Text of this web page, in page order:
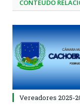
CONTEÚDO
Vereadores 2025-